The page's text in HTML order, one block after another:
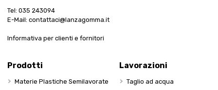
Tel: 035 243094
E-Mail: contattaci@lanzagomma.it
Informativa per clienti e fornitori
Prodotti
Materie Plastiche Semilavorate
Lavorazioni
Taglio ad acqua